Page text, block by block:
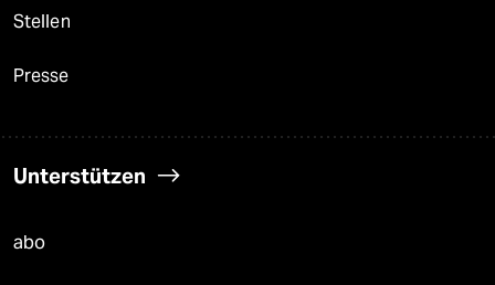
Stellen
Presse
Unterstützen
abo